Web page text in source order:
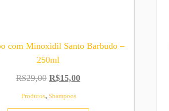
com Minoxidil Santo Barbudo –
250ml
R$29,00 O preço original era: R$29,00.
R$15,00O preço atual é: R$15,00.
Produtos, Shampoos